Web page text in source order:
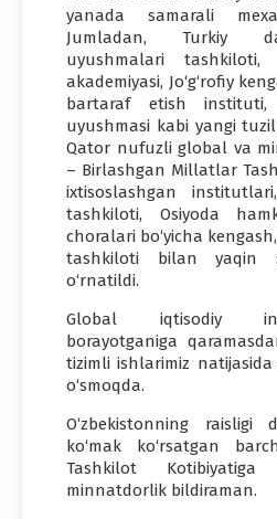
yanada samarali
Jumladan, Turkiy
uyushmalari tashkiloti,
akademiyasi, Jo‘g‘rofiy
bartaraf etish
uyushmasi kabi yangi
Qator nufuzli global va
– Birlashgan Millatlar
ixtisoslashgan
tashkiloti, Osiyoda
choralari bo‘yicha
tashkiloti bilan yaqin
o‘rnatildi.
Global iqtisodiy
borayotganiga
tizimli ishlarimiz natijasida
o‘smoqda.
O‘zbekistonning
ko‘mak ko‘rsatgan
Tashkilot
minnatdorlik bildiraman.